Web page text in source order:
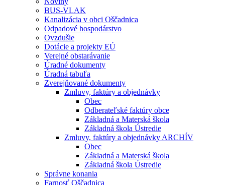
BUS-VLAK
Kanalizácia v obci Oščadnica
Odpadové hospodárstvo
Ovzdušie
Dotácie a projekty EÚ
Verejné obstarávanie
Úradné dokumenty
Úradná tabuľa
Zverejňované dokumenty
Zmluvy, faktúry a objednávky
Obec
Odberateľské faktúry obce
Základná a Materská škola
Základná škola Ústredie
Zmluvy, faktúry a objednávky ARCHÍV
Obec
Základná a Materská škola
Základná škola Ústredie
Správne konania
Farnosť Oščadnica